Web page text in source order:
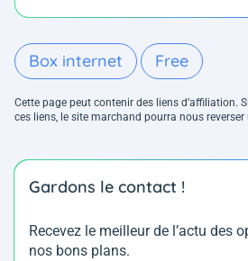
Box internet Free
Cette page peut contenir des liens d’affiliation.
ces liens, le site marchand pourra nous
Gardons le contact !
Recevez le meilleur de l’actu des
nos bons plans.